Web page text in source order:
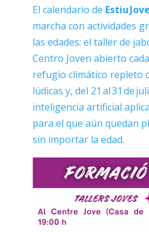
El calendario de Estiu
marcha con actividades
las edades: el taller de
Centro Joven abierto
refugio climático repleto
lúdicas y, del 21 al 31 de
inteligencia artificial
para el que aún quedan
sin importar la edad.